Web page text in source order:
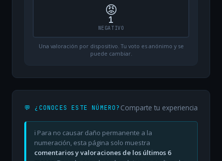
😡
1
NEGATIVO
Una valoración por dispositivo. Tu voto es anónimo y se
puede cambiar.
💬 ¿CONOCES ESTE NÚMERO? Comparte tu experiencia
ℹ️ Para no causar daño permanente a la
numeración, esta página solo muestra
comentarios y valoraciones de los últimos 6